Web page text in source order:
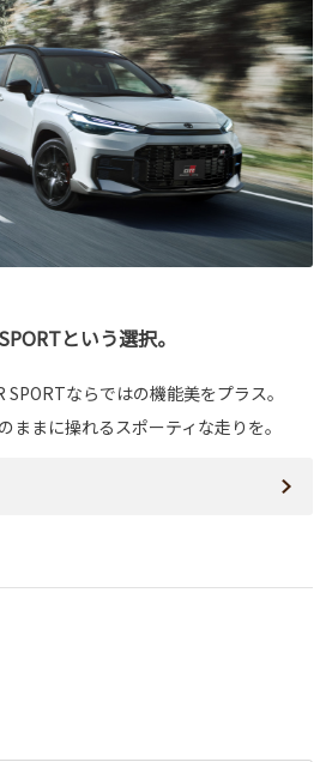
という選択。
ならではの機能美をプラス。
ままに操れるスポーティな走りを。